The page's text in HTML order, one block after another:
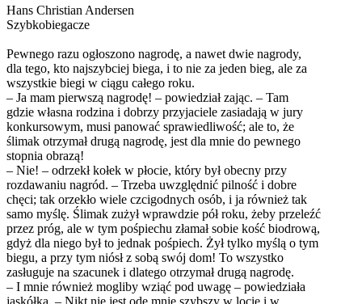
Hans Christian Andersen
Szybkobiegacze
Pewnego razu ogłoszono nagrodę, a nawet dwie nagrody,
dla tego, kto najszybciej biega, i to nie za jeden bieg, ale za
wszystkie biegi w ciągu całego roku.
– Ja mam pierwszą nagrodę! – powiedział zając. – Tam
gdzie własna rodzina i dobrzy przyjaciele zasiadają w jury
konkursowym, musi panować sprawiedliwość; ale to, że
ślimak otrzymał drugą nagrodę, jest dla mnie do pewnego
stopnia obrazą!
– Nie! – odrzekł kołek w płocie, który był obecny przy
rozdawaniu nagród. – Trzeba uwzględnić pilność i dobre
chęci; tak orzekło wiele czcigodnych osób, i ja również tak
samo myślę. Ślimak zużył wprawdzie pół roku, żeby przeleźć
przez próg, ale w tym pośpiechu złamał sobie kość biodrową,
gdyż dla niego był to jednak pośpiech. Żył tylko myślą o tym
biegu, a przy tym niósł z sobą swój dom! To wszystko
zasługuje na szacunek i dlatego otrzymał drugą nagrodę.
– I mnie również mogliby wziąć pod uwagę – powiedziała
jaskółka. – Nikt nie jest ode mnie szybszy w locie i w